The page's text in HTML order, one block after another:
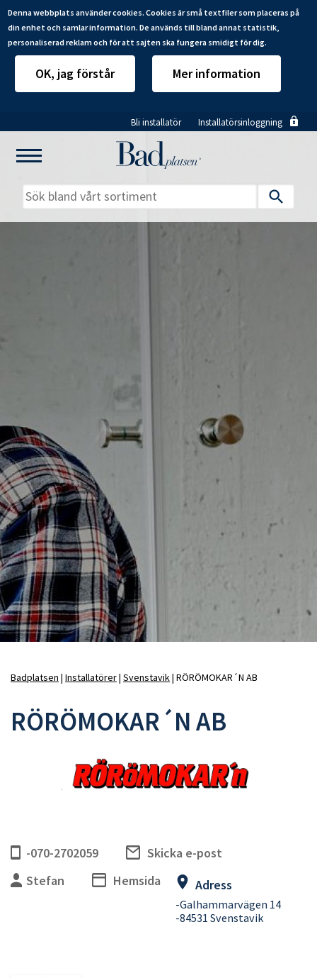
Denna webbplats använder cookies. Cookies är små textfiler som placeras på
din enhet och samlar information. De används till bland annat statistik,
personaliserad reklam och för att sajten ska fungera smidigt för dig.
OK, jag förstår Mer information
till
huvudinnehåll
Bli installatör Installatörsinloggning
Våra varumärken
Badplatsen Installatörer Svenstavik RÖRÖMOKAR´N AB
RÖRÖMOKAR´N AB
-070-2702059
Skicka e-post
Stefan
Hemsida Adress
-Galhammarvägen 14
-84531 Svenstavik